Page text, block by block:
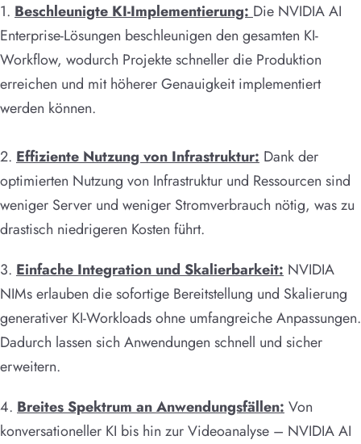
1. Beschleunigte KI-Implementierung:Die NVIDIA AI
Enterprise-Lösungen beschleunigen den gesamten KI-
Workflow, wodurch Projekte schneller die Produktion
erreichen und mit höherer Genauigkeit implementiert
werden können.
2. Effiziente Nutzung von Infrastruktur: Dank der
optimierten Nutzung von Infrastruktur und Ressourcen sind
weniger Server und weniger Stromverbrauch nötig, was zu
drastisch niedrigeren Kosten führt.
3. Einfache Integration und Skalierbarkeit: NVIDIA
NIMs erlauben die sofortige Bereitstellung und Skalierung
generativer KI-Workloads ohne umfangreiche Anpassungen.
Dadurch lassen sich Anwendungen schnell und sicher
erweitern.
4. Breites Spektrum an Anwendungsfällen:Von
konversationeller KI bis hin zur Videoanalyse – NVIDIA AI